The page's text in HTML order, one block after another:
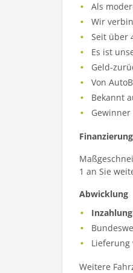
Als
Wir
Seit über
Es ist
Geld-
Von
Bekannt
1 an Sie
Abwicklung
Lieferung
Weitere